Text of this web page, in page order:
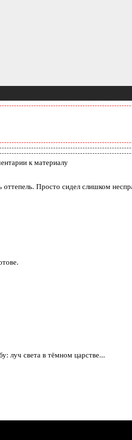
к материалу
Просто сидел слишком
луч света в тёмном царстве...